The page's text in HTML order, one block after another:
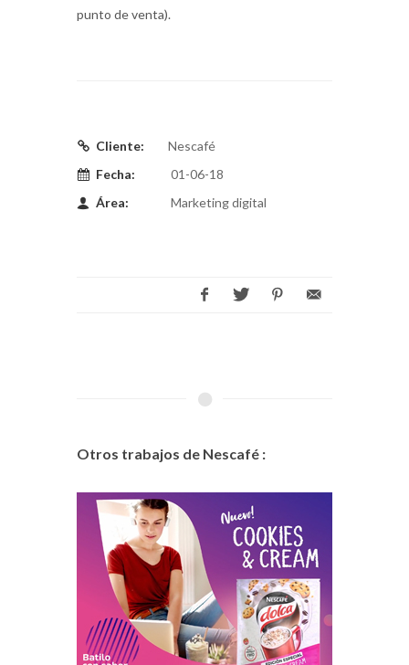
punto de venta).
Cliente:
Nescafé
Fecha:
01-06-18
Área:
Marketing digital
Otros trabajos de Nescafé :